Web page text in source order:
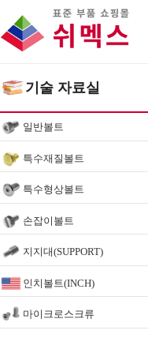
기술 자료실
일반볼트
특수재질볼트
특수형상볼트
손잡이볼트
지지대(SUPPORT)
인치볼트(INCH)
마이크로스크류